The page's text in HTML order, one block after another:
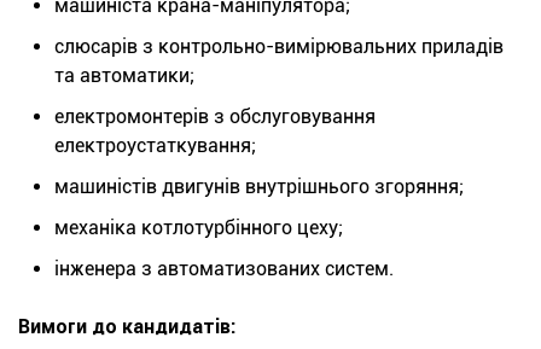
машиніста крана-маніпулятора;
слюсарів з контрольно-вимірювальних приладів
та автоматики;
електромонтерів з обслуговування
електроустаткування;
машиністів двигунів внутрішнього згоряння;
механіка котлотурбінного цеху;
інженера з автоматизованих систем.
Вимоги до кандидатів: